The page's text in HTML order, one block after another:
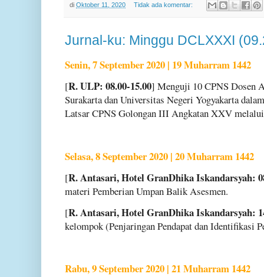
di Oktober 11, 2020 Tidak ada komentar:
Jurnal-ku: Minggu DCLXXXI
Senin, 7 September 2020 | 19 Muharram 1442
[R. ULP: 08.00-15.00] Menguji 10 CPNS Dosen
Surakarta dan Universitas Negeri Yogyakarta
Latsar CPNS Golongan III Angkatan XXV
Selasa, 8 September 2020 | 20 Muharram 1442
[R. Antasari, Hotel GranDhika Iskandarsyah:
materi Pemberian Umpan Balik Asesmen.
[R. Antasari, Hotel GranDhika Iskandarsyah:
kelompok (Penjaringan Pendapat dan Identifikasi
Rabu, 9 September 2020 | 21 Muharram 1442